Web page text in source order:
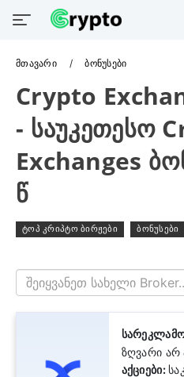
Მთავარი ბონუსები
Crypto
- Საუკეთესო
Exchanges
Წ
ტოპ კრიპტო ბირჟები ბონუსები
ზღვარი არ
აქციები: